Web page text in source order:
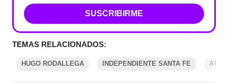
SUSCRIBIRME
TEMAS RELACIONADOS:
HUGO RODALLEGA INDEPENDIENTE SANTA FE